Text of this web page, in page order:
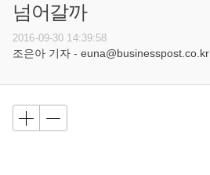
넘어갈까
2016-09-30 14:39:58
조은아 기자 - euna@businesspost.co.kr